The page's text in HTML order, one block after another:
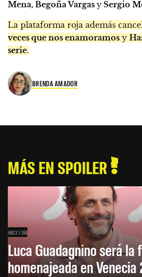
Mena, Begoña Vargas y Sergio
La plataforma roja además
veces que nos enamoramos y
serie.
BRENDA AMADOR
MÁS EN SPOILER
HACE 1 DÍA
Luca Guadagnino será la
homenajeada en